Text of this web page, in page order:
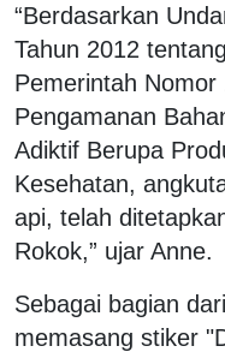
“Berdasarkan
Tahun 2012
Pemerintah Nomor
Pengamanan
Adiktif Berupa
Kesehatan,
api, telah
Rokok,” ujar Anne.
Sebagai bagian
memasang stiker